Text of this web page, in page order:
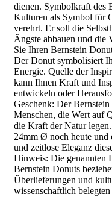
dienen. Symbolkraft des
Kulturen als Symbol für
verehrt. Er soll die
Ängste abbauen und die
Sie Ihren Bernstein
Der Donut symbolisiert
Energie. Quelle der
kann Ihnen Kraft und
entwickeln oder
Geschenk: Der
Menschen, die Wert auf
die Kraft der Natur
24mm Ø noch heute und
und zeitlose Eleganz
Hinweis: Die genannten
Bernstein Donuts
Überlieferungen und
wissenschaftlich belegten